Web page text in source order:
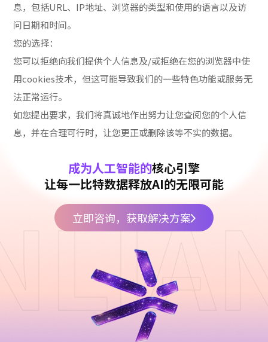
息，包括URL、IP地址、浏览器的类型和使用的语言以及访
问日期和时间。
您的选择：
您可以拒绝向我们提供个人信息及/或拒绝在您的浏览器中使
用cookies技术，但这可能导致我们的一些特色功能或服务无
法正常运行。
如您提出要求，我们将真诚地作出努力让您查阅您的个人信
息，并在合理可行时，让您更正或删除该等不实的数据。
成为人工智能的核心引擎
让每一比特数据释放AI的无限可能
立即咨询，获取解决方案